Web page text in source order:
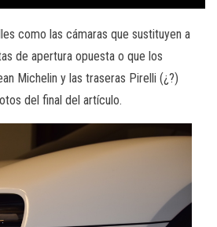
como las cámaras que sustituyen a
de apertura opuesta o que los
Michelin y las traseras Pirelli (¿?)
del final del artículo.